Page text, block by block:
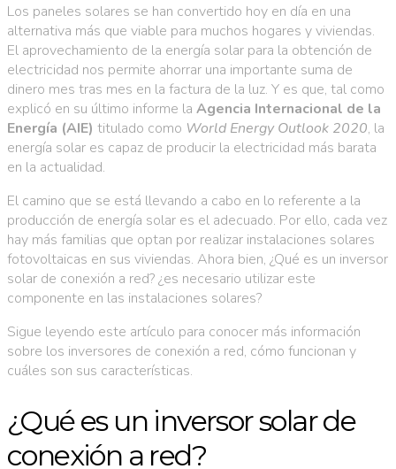
Los paneles solares se han convertido hoy en día en una
alternativa más que viable para muchos hogares y viviendas.
El aprovechamiento de la energía solar para la obtención de
electricidad nos permite ahorrar una importante suma de
dinero mes tras mes en la factura de la luz. Y es que, tal como
explicó en su último informe la Agencia Internacional de la
Energía (AIE) titulado como World Energy Outlook 2020, la
energía solar es capaz de producir la electricidad más barata
en la actualidad.
El camino que se está llevando a cabo en lo referente a la
producción de energía solar es el adecuado. Por ello, cada vez
hay más familias que optan por realizar instalaciones solares
fotovoltaicas en sus viviendas. Ahora bien, ¿Qué es un inversor
solar de conexión a red? ¿es necesario utilizar este
componente en las instalaciones solares?
Sigue leyendo este artículo para conocer más información
sobre los inversores de conexión a red, cómo funcionan y
cuáles son sus características.
¿Qué es un inversor solar de
conexión a red?